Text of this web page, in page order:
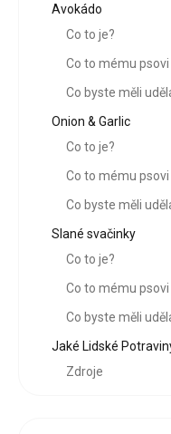
Avokádo
Co to je?
Co to mému
Co byste měli
Onion & Garlic
Co to je?
Co to mému
Co byste měli
Slané svačinky
Co to je?
Co to mému
Co byste měli
Jaké Lidské
Zdroje